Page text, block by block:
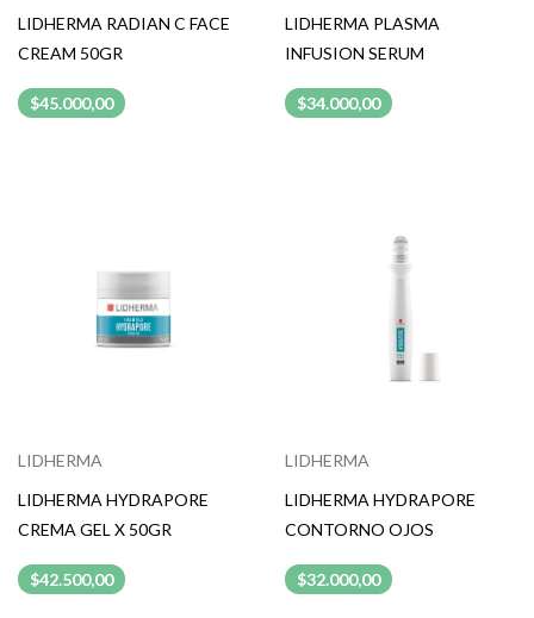
LIDHERMA RADIAN C FACE
CREAM 50GR
$45.000,00
LIDHERMA PLASMA
INFUSION SERUM
$34.000,00
LIDHERMA
LIDHERMA HYDRAPORE
CREMA GEL X 50GR
$42.500,00
LIDHERMA
LIDHERMA HYDRAPORE
CONTORNO OJOS
$32.000,00